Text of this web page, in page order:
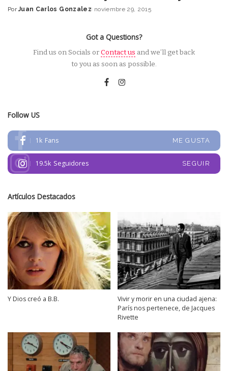
Posted
Por Juan Carlos Gonzalez noviembre 29, 2015
Got a Questions?
Find us on Socials orContact us and we’ll get back
to you as soon as possible.
Follow US
1k Fans ME GUSTA
19.5k Seguidores SEGUIR
Artículos Destacados
Y Dios creó a B.B.
Vivir y morir en una ciudad ajena:
París nos pertenece, de Jacques
Rivette